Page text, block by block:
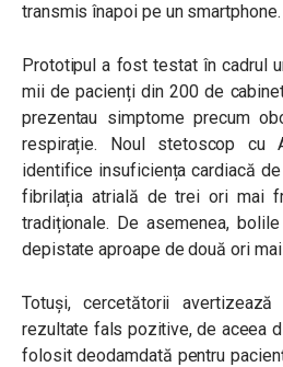
transmis înapoi pe un smartphone.
Prototipul a fost testat în cadrul
mii de pacienți din 200 de
prezentau simptome precum
respirație. Noul stetoscop
identifice insuficiența cardiacă
fibrilația atrială de trei ori mai
tradiționale. De asemenea,
depistate aproape de două ori
Totuși, cercetătorii
rezultate fals pozitive, de aceea
folosit deodamdată pentru